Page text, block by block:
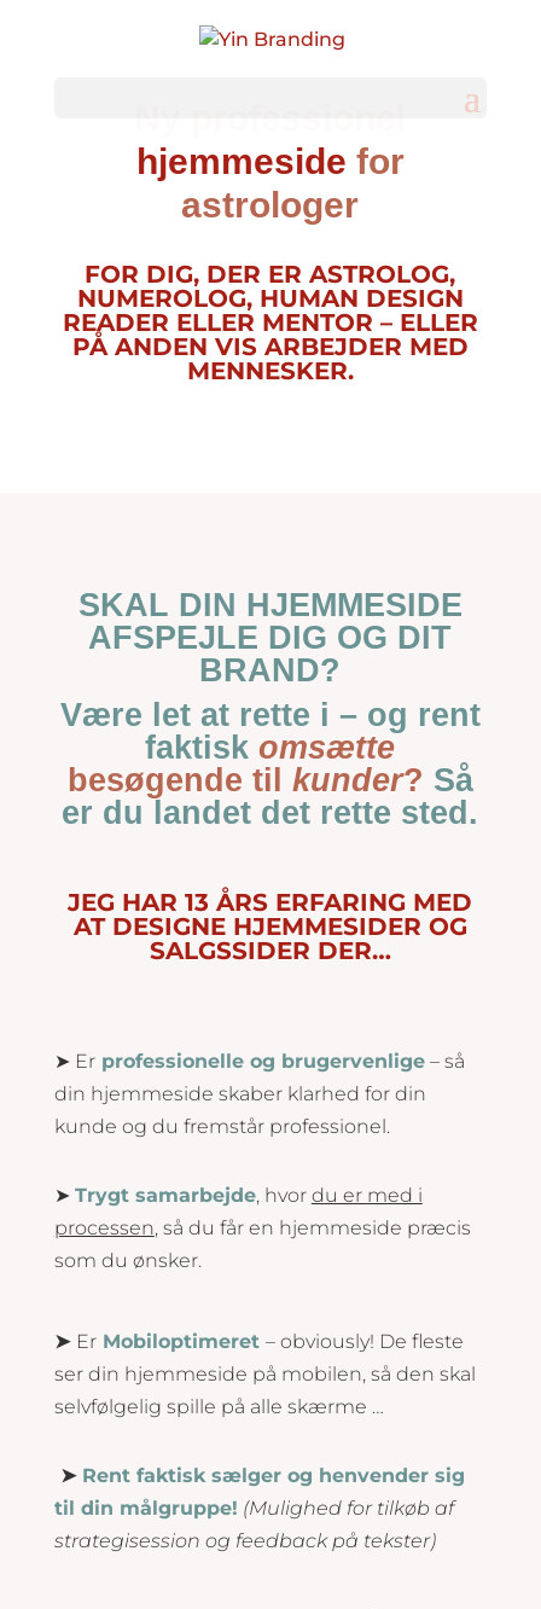
hjemmeside for
astrologer
FOR DIG, DER ER ASTROLOG,
NUMEROLOG, HUMAN DESIGN
READER ELLER MENTOR – ELLER
PÅ ANDEN VIS ARBEJDER MED
MENNESKER.
SKAL DIN HJEMMESIDE
AFSPEJLE DIG OG DIT
BRAND?
Være let at rette i – og rent
faktiskomsætte
besøgende til kunder? Så
er du landet det rette sted.
JEG HAR 13 ÅRS ERFARING MED
AT DESIGNE HJEMMESIDER OG
SALGSSIDER DER…
➤ Erprofessionelle og brugervenlige– så
din hjemmeside skaber klarhed for din
kunde og du fremstår professionel.
➤ Trygt samarbejde, hvor du er med i
processen, så du får en hjemmeside præcis
som du ønsker.
➤ Er Mobiloptimeret – obviously! De fleste
ser din hjemmeside på mobilen, så den skal
selvfølgelig spille på alle skærme …
➤ Rent faktisk sælger og henvender sig
til din målgruppe! (Mulighed for tilkøb af
strategisession og feedback på tekster)